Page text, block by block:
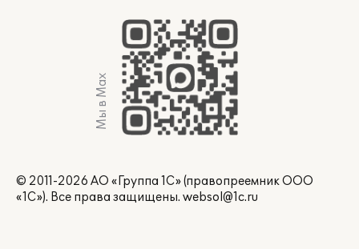
Мы в Max
© 2011-2026 АО «Группа 1С» (правопреемник ООО
«1С»). Все права защищены. websol@1c.ru